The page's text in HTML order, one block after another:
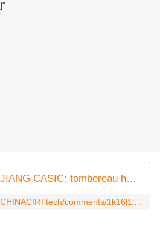
#AEROSPACE-SANJIANG CASIC: tombereau hydrogène-électrique autonome (autonomous hydrogen-electric dump truck)